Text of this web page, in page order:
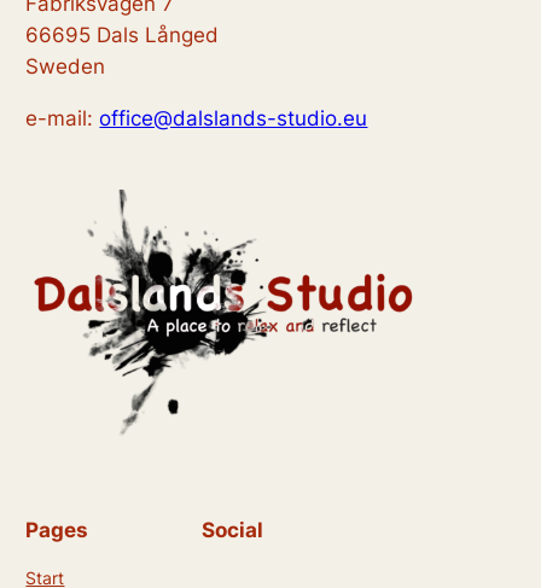
66695 Dals Långed
Sweden
e-mail:office@dalslands-studio.eu
Pages
Start
Social